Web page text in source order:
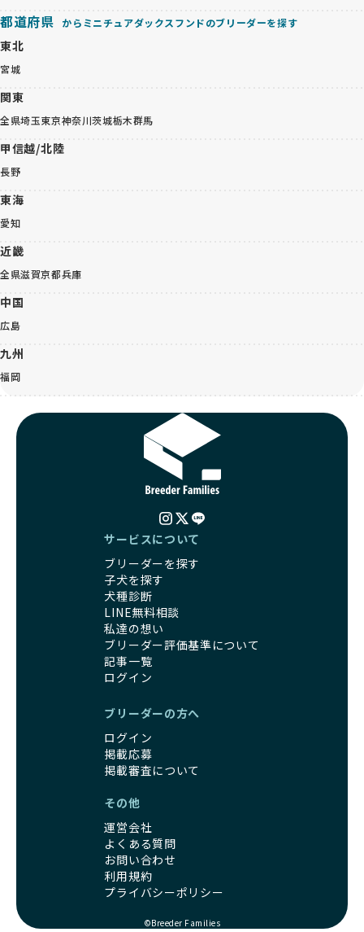
都道府県 からミニチュアダックスフンドのブリーダーを探す
東北
宮城
関東
全県埼玉東京神奈川茨城栃木群馬
甲信越/北陸
長野
東海
愛知
近畿
全県滋賀京都兵庫
中国
広島
九州
福岡
サービスについて
ブリーダーを探す
子犬を探す
犬種診断
LINE無料相談
私達の想い
ブリーダー評価基準について
記事一覧
ログイン
ブリーダーの方へ
ログイン
掲載応募
掲載審査について
その他
運営会社
よくある質問
お問い合わせ
利用規約
プライバシーポリシー
©Breeder Families